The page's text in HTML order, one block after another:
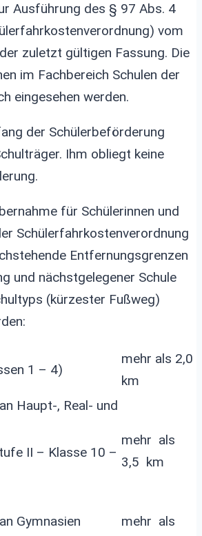
Ausführung des § 97 Abs. 4
vom
zuletzt gültigen Fassung. Die
im Fachbereich Schulen der
eingesehen werden.
der Schülerbeförderung
Ihm obliegt keine
für Schülerinnen und
Schülerfahrkostenverordnung
Entfernungsgrenzen
und nächstgelegener Schule
(kürzester Fußweg)
1 – 4)
mehr als 2,0
km
Haupt-, Real- und
mehr als
3,5 km
II – Klasse 10 –
Gymnasien
mehr als